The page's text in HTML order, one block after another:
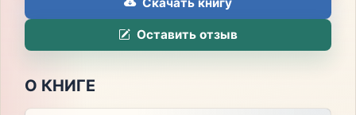
Скачать книгу
Оставить отзыв
О КНИГЕ